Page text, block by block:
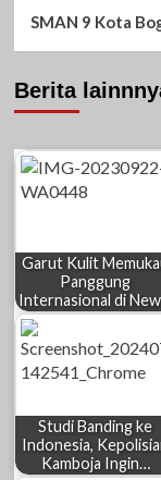
SMAN 9 Kota
Berita
Garut Kulit
Panggung
Internasional di
Studi Banding ke
Indonesia,
Kamboja Ingin…